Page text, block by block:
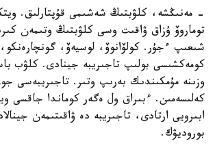
- مەنىڭشە، كلۋبتىڭ شەشىمى قۇپتارلىق.
توماروۆ ۇزاق ۋاقىت وسى كلۋبتىڭ وتىمەن
شىعىپ ءجۇر. كولۆانوۆ، لوسيەۆ،
كومەكشىسى بولىپ تاجىريبە جينادى. كلۋب
وزىنە مۇمكىندىك بەرىپ وتىر. تاجىريبەسى
كەلىسەمىن. ءبىراق ول ەگەر كوماندا جاقسى
ابىرويى ارتادى، تاجىريبە دە ۋاقىتىمەن
بوروديۋك.